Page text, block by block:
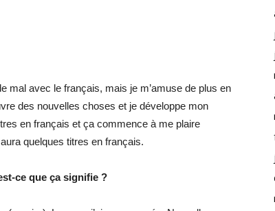
mal avec le français, mais je m’amuse de plus en
des nouvelles choses et je développe mon
en français et ça commence à me plaire
quelques titres en français.
ce que ça signifie ?